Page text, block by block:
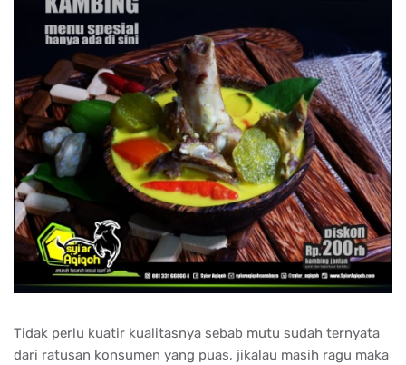
Tidak perlu kuatir kualitasnya sebab mutu sudah ternyata
dari ratusan konsumen yang puas, jikalau masih ragu maka